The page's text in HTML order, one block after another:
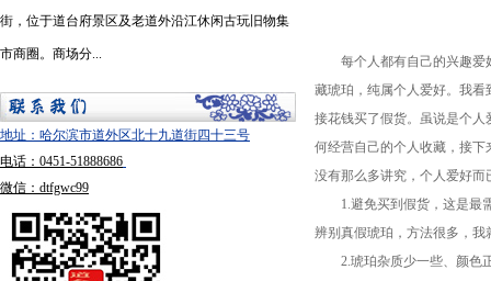
街，位于道台府景区及老道外沿江休闲古玩旧物集
市商圈。商场分...
地址：哈尔滨市道外区北十九道街四十三号
电话：0451-51888686
微信：dtfgwc99
每个人都有自己的兴趣爱好
藏琥珀，纯属个人爱好。我
接花钱买了假货。虽说是个
何经营自己的个人收藏，接
没有那么多讲究，个人爱好而
1.避免买到假货，这是最需
辨别真假琥珀，方法很多，我
2.琥珀杂质少一些、颜色正